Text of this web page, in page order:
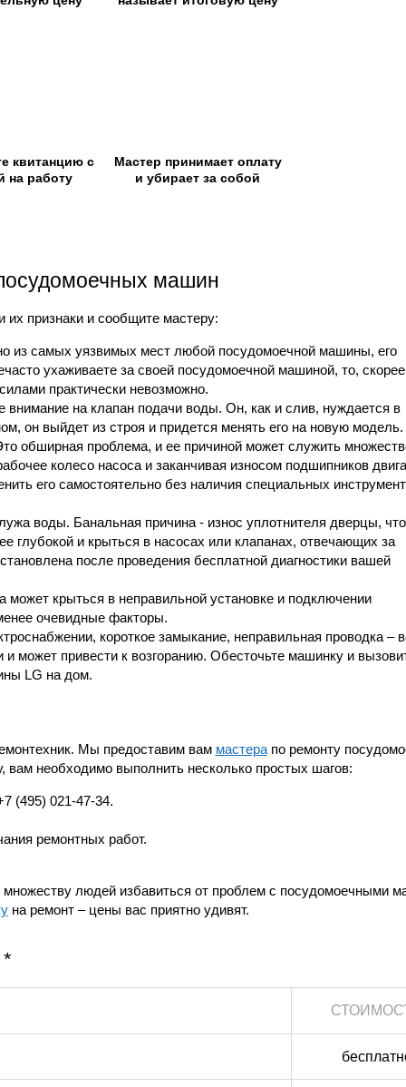
квитанцию с
на работу
Мастер принимает оплату
и убирает за собой
машин
признаки и сообщите мастеру:
из самых уязвимых мест любой посудомоечной машины, его
ухаживаете за своей посудомоечной машиной, то, скорее
практически невозможно.
на клапан подачи воды. Он, как и слив, нуждается в
он выйдет из строя и придется менять его на новую модель.
обширная проблема, и ее причиной может служить
колесо насоса и заканчивая износом подшипников
его самостоятельно без наличия специальных
воды. Банальная причина - износ уплотнителя дверцы,
глубокой и крыться в насосах или клапанах, отвечающих за
после проведения бесплатной диагностики вашей
крыться в неправильной установке и подключении
очевидные факторы.
короткое замыкание, неправильная проводка –
может привести к возгоранию. Обесточьте машинку и
LG на дом.
Мы предоставим вам мастерапо ремонту
необходимо выполнить несколько простых шагов:
(495) 021-47-34.
ремонтных работ.
людей избавиться от проблем с посудомоечными
на ремонт – цены вас приятно удивят.